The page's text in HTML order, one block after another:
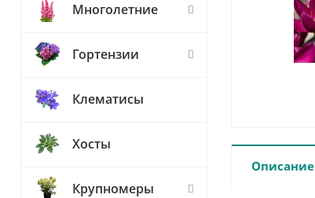
Описание
Многолетние
Гортензии
Клематисы
Хосты
Крупномеры